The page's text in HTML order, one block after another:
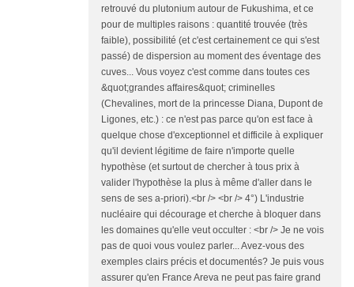
retrouvé du plutonium autour de Fukushima, et ce
pour de multiples raisons : quantité trouvée (très
faible), possibilité (et c'est certainement ce qui s'est
passé) de dispersion au moment des éventage des
cuves... Vous voyez c'est comme dans toutes ces
&quot;grandes affaires&quot; criminelles
(Chevalines, mort de la princesse Diana, Dupont de
Ligones, etc.) : ce n'est pas parce qu'on est face à
quelque chose d'exceptionnel et difficile à expliquer
qu'il devient légitime de faire n'importe quelle
hypothèse (et surtout de chercher à tous prix à
valider l'hypothèse la plus à même d'aller dans le
sens de ses a-priori).<br /> <br /> 4°) L'industrie
nucléaire qui décourage et cherche à bloquer dans
les domaines qu'elle veut occulter : <br /> Je ne vois
pas de quoi vous voulez parler... Avez-vous des
exemples clairs précis et documentés? Je puis vous
assurer qu'en France Areva ne peut pas faire grand